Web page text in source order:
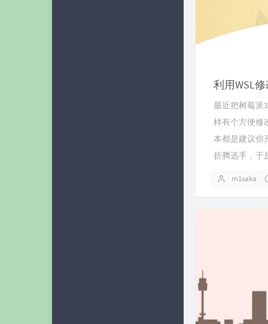
利用WSL
最近把树莓派
样有个方便修
本都是建议你
折腾选手，于
m1saka